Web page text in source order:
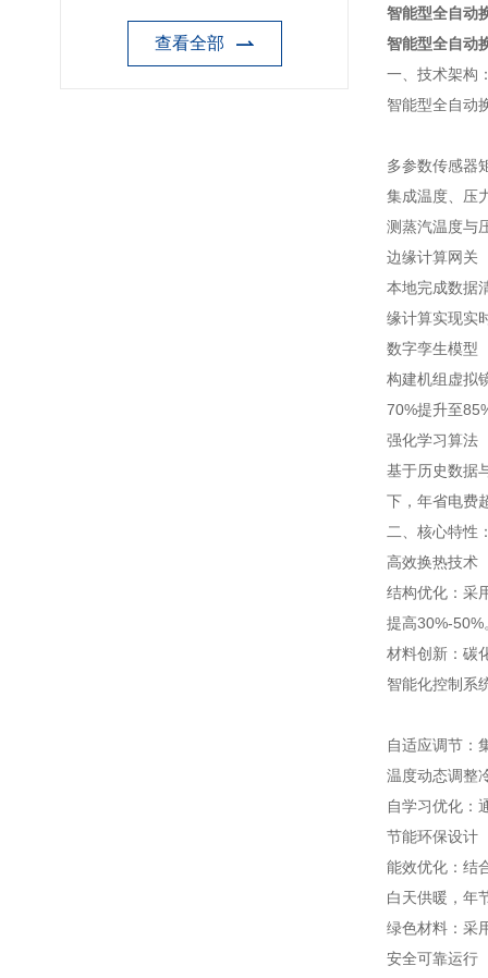
查看全部
智能型全自动
智能型全自动
一、技术架构
智能型全自动
多参数传感器
集成温度、压
测蒸汽温度与
边缘计算网关
本地完成数据
缘计算实现实
数字孪生模型
构建机组虚拟
70%提升至
强化学习算法
基于历史数据
下，年省电费
二、核心特性
高效换热技术
结构优化：采
提高30%-50%
材料创新：碳
智能化控制系
自适应调节：
温度动态调整
自学习优化：
节能环保设计
能效优化：结
白天供暖，年
绿色材料：采
安全可靠运行